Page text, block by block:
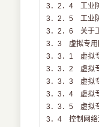
3．2．4 工业
3．2．5 工业
3．2．6 关于
3．3 虚拟专用
3．3．1 虚拟
3．3．2 虚拟
3．3．3 虚拟
3．3．4 虚拟
3．3．5 虚拟
3．4 控制网络